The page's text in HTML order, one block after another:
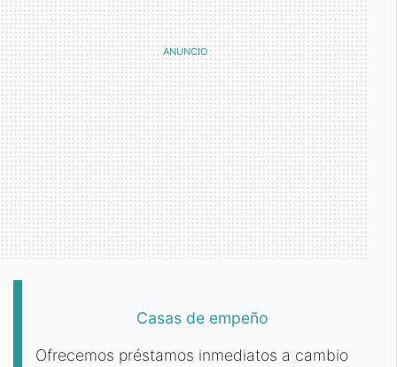
Casas de empeño
Ofrecemos préstamos inmediatos a cambio